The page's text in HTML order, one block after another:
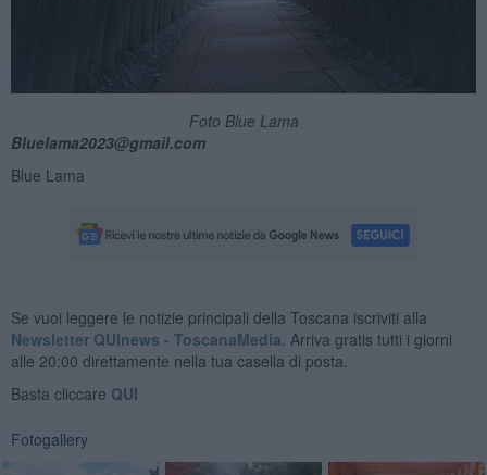
Foto Blue Lama
Bluelama2023@gmail.com
Blue Lama
Se vuoi leggere le notizie principali della Toscana iscriviti alla
Newsletter QUInews - ToscanaMedia. Arriva gratis tutti i giorni
alle 20:00 direttamente nella tua casella di posta.
Basta cliccare QUI
Fotogallery